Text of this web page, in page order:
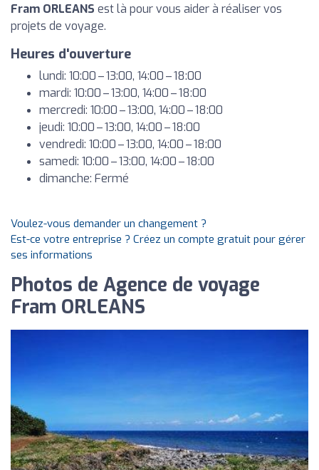
Fram ORLEANS est là pour vous aider à réaliser vos
projets de voyage.
Heures d'ouverture
lundi: 10:00 – 13:00, 14:00 – 18:00
mardi: 10:00 – 13:00, 14:00 – 18:00
mercredi: 10:00 – 13:00, 14:00 – 18:00
jeudi: 10:00 – 13:00, 14:00 – 18:00
vendredi: 10:00 – 13:00, 14:00 – 18:00
samedi: 10:00 – 13:00, 14:00 – 18:00
dimanche: Fermé
Voulez-vous demander un changement ?
Est-ce votre entreprise ? Créez un compte gratuit pour gérer
ses informations
Photos de Agence de voyage
Fram ORLEANS